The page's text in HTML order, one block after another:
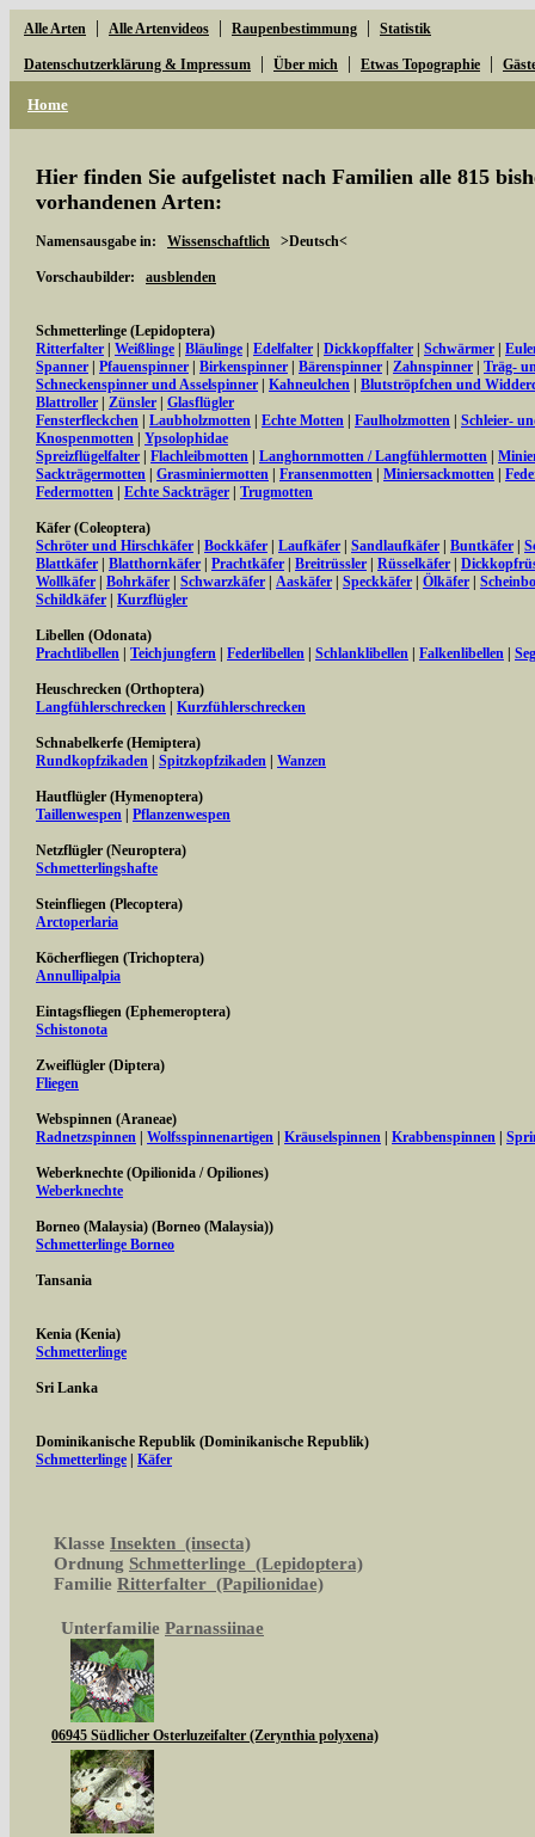
Alle Arten | Alle Artenvideos | Raupenbestimmung | Statistik
Datenschutzerklärung & Impressum | Über mich | Etwas Topographie |
Home
Hier finden Sie aufgelistet nach Familien alle 815
vorhandenen Arten:
Namensausgabe in: Wissenschaftlich >Deutsch<
Vorschaubilder: ausblenden
Schmetterlinge (Lepidoptera)
Ritterfalter
Weißlinge Bläulinge Edelfalter Dickkopffalter Schwärmer
Spanner
Pfauenspinner Birkenspinner Bärenspinner Zahnspinner
Träg-
Schneckenspinner und Asselspinner
Kahneulchen
Blutströpfchen und
Blattroller
Zünsler
Glasflügler
Fensterfleckchen
Laubholzmotten Echte Motten Faulholzmotten
Schleier-
Knospenmotten
Ypsolophidae
Spreizflügelfalter
Flachleibmotten Langhornmotten / Langfühlermotten
Sackträgermotten
Grasminiermotten Fransenmotten Miniersackmotten
Federmotten
Echte Sackträger Trugmotten
Käfer (Coleoptera)
Schröter und Hirschkäfer
Bockkäfer Laufkäfer Sandlaufkäfer Buntkäfer
Blattkäfer
Blatthornkäfer Prachtkäfer Breitrüssler Rüsselkäfer
Wollkäfer
Bohrkäfer Schwarzkäfer Aaskäfer Speckkäfer Ölkäfer
Schildkäfer
Kurzflügler
Libellen (Odonata)
Prachtlibellen
Teichjungfern Federlibellen Schlanklibellen Falkenlibellen
Heuschrecken (Orthoptera)
Langfühlerschrecken
Kurzfühlerschrecken
Schnabelkerfe (Hemiptera)
Rundkopfzikaden
Spitzkopfzikaden Wanzen
Hautflügler (Hymenoptera)
Taillenwespen
Pflanzenwespen
Netzflügler (Neuroptera)
Schmetterlingshafte
Steinfliegen (Plecoptera)
Arctoperlaria
Köcherfliegen (Trichoptera)
Annullipalpia
Eintagsfliegen (Ephemeroptera)
Schistonota
Zweiflügler (Diptera)
Fliegen
Webspinnen (Araneae)
Radnetzspinnen
Wolfsspinnenartigen Kräuselspinnen Krabbenspinnen
Weberknechte (Opilionida / Opiliones)
Weberknechte
Borneo (Malaysia) (Borneo (Malaysia))
Schmetterlinge Borneo
Tansania
Kenia (Kenia)
Schmetterlinge
Sri Lanka
Dominikanische Republik (Dominikanische Republik)
Schmetterlinge
Käfer
Klasse Insekten (insecta)
Ordnung Schmetterlinge (Lepidoptera)
Familie Ritterfalter (Papilionidae)
Unterfamilie Parnassiinae
06945 Südlicher Osterluzeifalter (Zerynthia polyxena)